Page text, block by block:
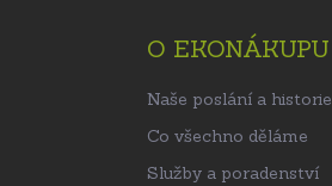
O EKONÁKUPU
Naše poslání a historie
Co všechno děláme
Služby a poradenství